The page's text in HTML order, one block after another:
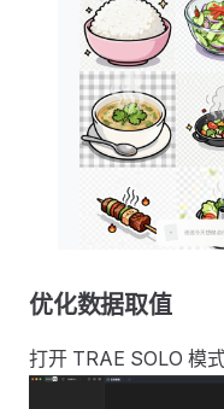
优化数据取值
打开 TRAE SOLO 模